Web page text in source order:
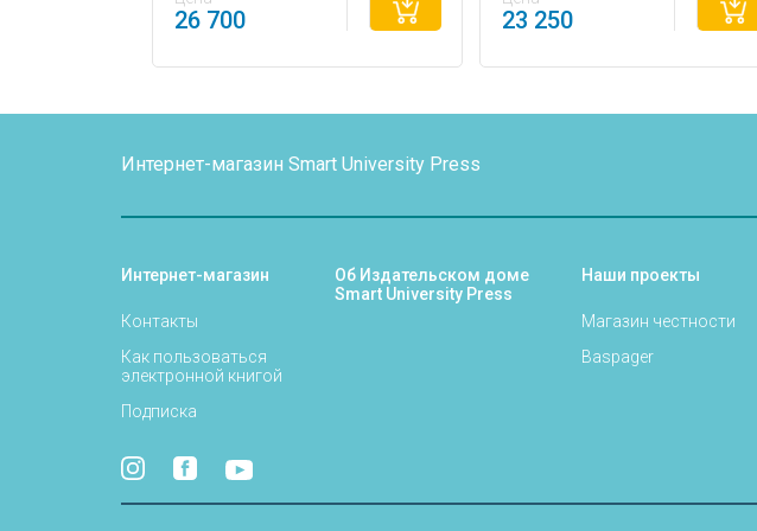
26 700 23 250
Интернет-магазин Smart University Press
Интернет-магазин
Контакты
Как пользоваться
электронной книгой
Подписка
Об Издательском доме
Smart University Press
Наши проекты
Магазин честности
Baspager